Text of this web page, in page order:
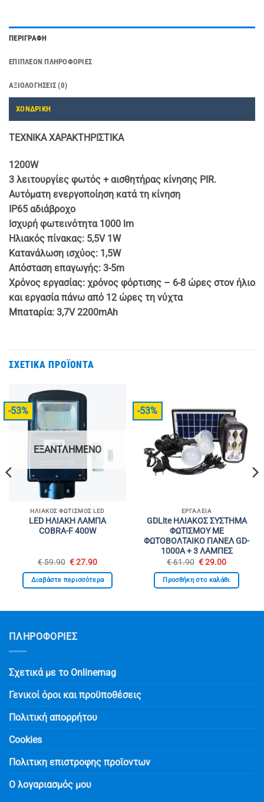
ΠΕΡΙΓΡΑΦΉ
ΕΠΙΠΛΈΟΝ ΠΛΗΡΟΦΟΡΊΕΣ
ΑΞΙΟΛΟΓΉΣΕΙΣ (0)
ΧΟΝΔΡΙΚΗ
ΤΕΧΝΙΚΑ ΧΑΡΑΚΤΗΡΙΣΤΙΚΑ
1200W
3 λειτουργίες φωτός + αισθητήρας κίνησης PIR.
Αυτόματη ενεργοποίηση κατά τη κίνηση
IP65 αδιάβροχο
Ισχυρή φωτεινότητα 1000 lm
Ηλιακός πίνακας: 5,5V 1W
Κατανάλωση ισχύος: 1,5W
Απόσταση επαγωγής: 3-5m
Χρόνος εργασίας: χρόνος φόρτισης – 6-8 ώρες στον ήλιο
και εργασία πάνω από 12 ώρες τη νύχτα
Μπαταρία: 3,7V 2200mAh
ΣΧΕΤΙΚΆ ΠΡΟΪΌΝΤΑ
-53%
ΕΞΑΝΤΛΗΜΈΝΟ
ΗΛΙΑΚΌΣ ΦΩΤΙΣΜΌΣ LED
LED ΗΛΙΑΚΗ ΛΑΜΠΑ
COBRA-F 400W
€59.90 Original
was:
€ 59.90.
€27.90Η
τιμή
είναι:
€ 27.90.
Διαβάστε περισσότερα
-53%
ΕΡΓΑΛΕΊΑ
GDLite ΗΛΙΑΚΟΣ ΣΥΣΤΗΜΑ
ΦΩΤΙΣΜΟΥ ΜΕ
ΦΩΤΟΒΟΛΤΑΙΚΟ ΠΑΝΕΛ GD-
1000A + 3 ΛΑΜΠΕΣ
€61.90 Original
was:
€ 61.90.
€29.00Η
τιμή
είναι:
€ 29.00.
Προσθήκη στο καλάθι
ΠΛΗΡΟΦΟΡΙΕΣ
Σχετικά με το Onlinemag
Γενικοί όροι και προϋποθέσεις
Πολιτική απορρήτου
Cookies
Πολιτικη επιστροφης προϊοντων
Ο λογαριασμός μου